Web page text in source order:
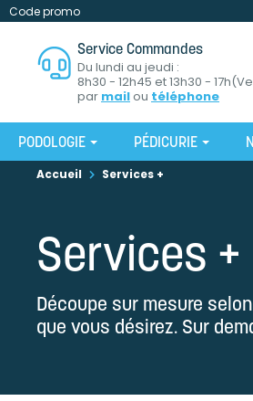
Code promo
Service Commandes
Du lundi au jeudi :
8h30 - 12h45 et 13h30 -
par mailou téléphone
PODOLOGIE PÉDICURIE
Accueil Services +
Services +
Découpe sur mesure
que vous désirez. Sur